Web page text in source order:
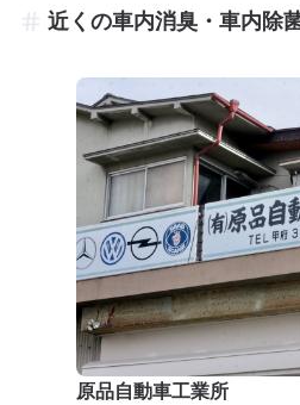
近くの車内消臭・車内除
原品自動車工業所